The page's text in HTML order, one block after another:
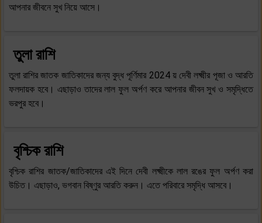
আপনার জীবনে সুখ নিয়ে আসে।
তুলা রাশি
তুলা রাশির জাতক জাতিকাদের জন্য বুদ্ধ পূর্ণিমার 2024 য় দেবী লক্ষ্মীর পূজা ও আরতি
ফলদায়ক হবে। এছাড়াও তাদের লাল ফুল অর্পণ করে আপনার জীবন সুখ ও সমৃদ্ধিতে
ভরপুর হবে।
বৃশ্চিক রাশি
বৃশ্চিক রাশির জাতক/জাতিকাদের এই দিনে দেবী লক্ষ্মীকে লাল রঙের ফুল অর্পণ করা
উচিত। এছাড়াও, ভগবান বিষ্ণুর আরতি করুন। এতে পরিবারে সমৃদ্ধি আসবে।